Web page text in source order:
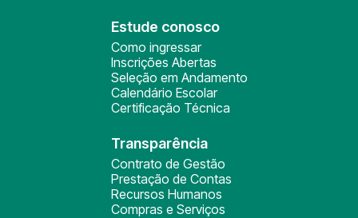
Estude conosco
Como ingressar
Inscrições Abertas
Seleção em Andamento
Calendário Escolar
Certificação Técnica
Transparência
Contrato de Gestão
Prestação de Contas
Recursos Humanos
Compras e Serviços